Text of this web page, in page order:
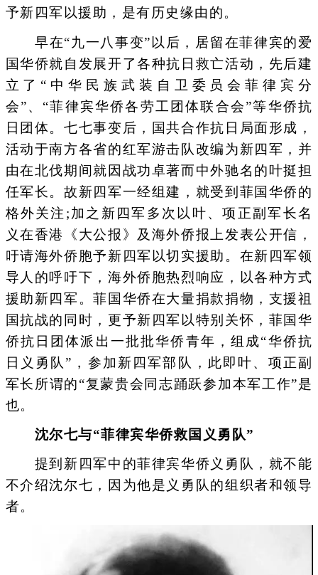
予新四军以援助，是有历史缘由的。
早在“九一八事变”以后，居留在菲律宾的爱
国华侨就自发展开了各种抗日救亡活动，先后建
立了“中华民族武装自卫委员会菲律宾分
会”、“菲律宾华侨各劳工团体联合会”等华侨抗
日团体。七七事变后，国共合作抗日局面形成，
活动于南方各省的红军游击队改编为新四军，并
由在北伐期间就因战功卓著而中外驰名的叶挺担
任军长。故新四军一经组建，就受到菲国华侨的
格外关注;加之新四军多次以叶、项正副军长名
义在香港《大公报》及海外侨报上发表公开信，
吁请海外侨胞予新四军以切实援助。在新四军领
导人的呼吁下，海外侨胞热烈响应，以各种方式
援助新四军。菲国华侨在大量捐款捐物，支援祖
国抗战的同时，更予新四军以特别关怀，菲国华
侨抗日团体派出一批批华侨青年，组成“华侨抗
日义勇队”，参加新四军部队，此即叶、项正副
军长所谓的“复蒙贵会同志踊跃参加本军工作”是
也。
沈尔七与“菲律宾华侨救国义勇队”
提到新四军中的菲律宾华侨义勇队，就不能
不介绍沈尔七，因为他是义勇队的组织者和领导
者。